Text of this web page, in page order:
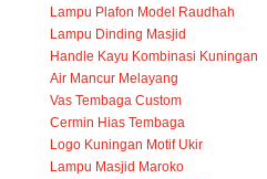
Lampu Plafon Model Raudhah
Lampu Dinding Masjid
Handle Kayu Kombinasi Kuningan
Air Mancur Melayang
Vas Tembaga Custom
Cermin Hias Tembaga
Logo Kuningan Motif Ukir
Lampu Masjid Maroko